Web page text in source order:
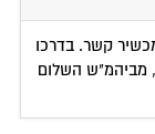
קשר. בדרכו
מביהמ"ש השלום